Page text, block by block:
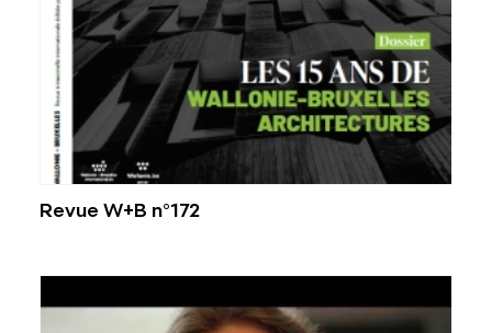
Revue W+B n°172